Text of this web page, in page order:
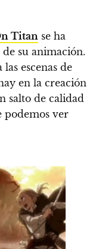
Titan se ha
su animación.
escenas de
en la creación
salto de calidad
podemos ver